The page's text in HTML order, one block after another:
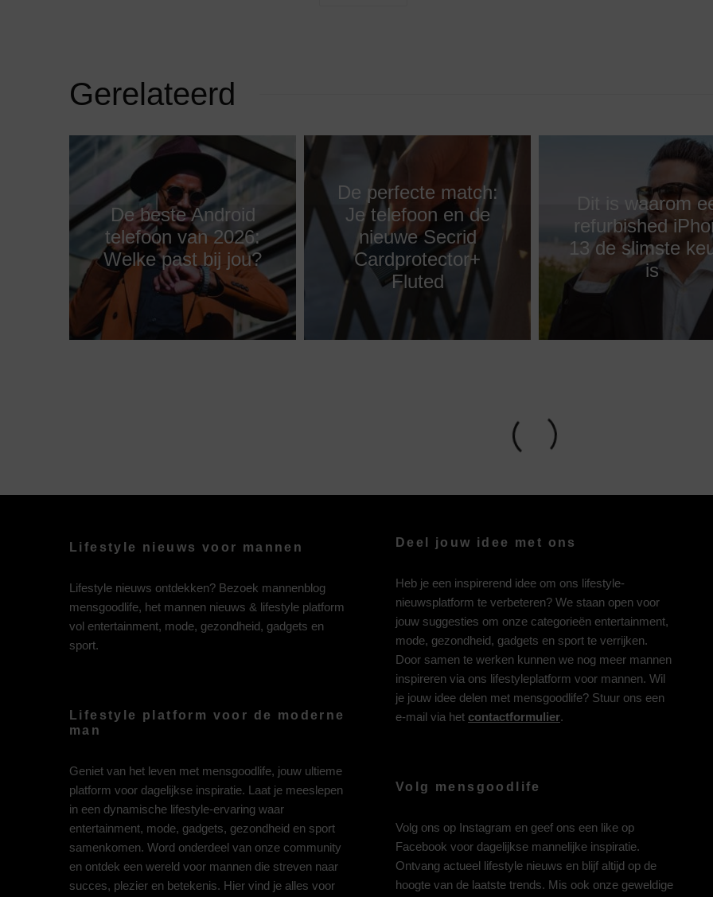
Gerelateerd
De beste Android
telefoon van 2026:
Welke past bij jou?
De perfecte match:
Je telefoon en de
nieuwe Secrid
Cardprotector+
Fluted
Dit is waarom
refurbished
13 de slimste
is
Lifestyle nieuws voor mannen
Lifestyle nieuws ontdekken? Bezoek mannenblog
mensgoodlife, het mannen nieuws & lifestyle platform
vol entertainment, mode, gezondheid, gadgets en
sport.
Lifestyle platform voor de moderne
man
Geniet van het leven met mensgoodlife, jouw ultieme
platform voor dagelijkse inspiratie. Laat je meeslepen
in een dynamische lifestyle-ervaring waar
entertainment, mode, gadgets, gezondheid en sport
samenkomen. Word onderdeel van onze community
en ontdek een wereld voor mannen die streven naar
succes, plezier en betekenis. Hier vind je alles voor
Deel jouw idee met ons
Heb je een inspirerend idee om ons lifestyle-
nieuwsplatform te verbeteren? We staan open voor
jouw suggesties om onze categorieën entertainment,
mode, gezondheid, gadgets en sport te verrijken.
Door samen te werken kunnen we nog meer mannen
inspireren via ons lifestyleplatform voor mannen. Wil
je jouw idee delen met mensgoodlife? Stuur ons een
e-mail via het contactformulier.
Volg mensgoodlife
Volg ons op Instagram en geef ons een like op
Facebook voor dagelijkse mannelijke inspiratie.
Ontvang actueel lifestyle nieuws en blijf altijd op de
hoogte van de laatste trends. Mis ook onze geweldige